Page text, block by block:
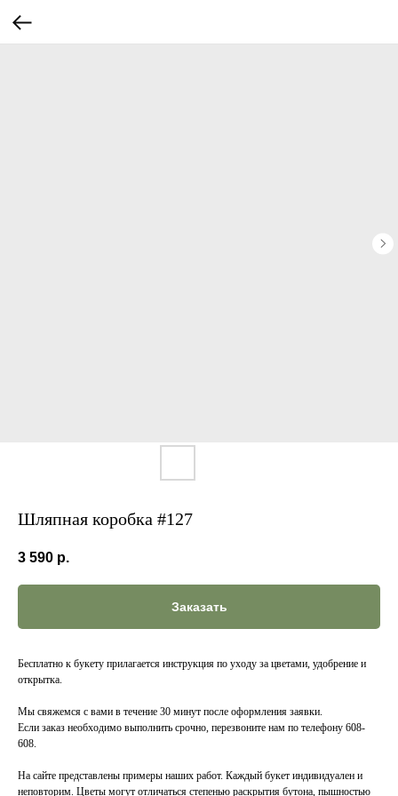
Шляпная коробка #127
3 590 р.
Заказать
Бесплатно к букету прилагается инструкция по уходу за цветами, удобрение и
открытка.
Мы свяжемся с вами в течение 30 минут после оформления заявки.
Если заказ необходимо выполнить срочно, перезвоните нам по телефону 608-
608.
На сайте представлены примеры наших работ. Каждый букет индивидуален и
неповторим. Цветы могут отличаться степенью раскрытия бутона, пышностью